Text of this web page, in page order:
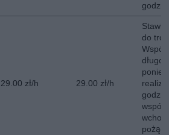
29.00 zł/h 29.00 zł/h
do